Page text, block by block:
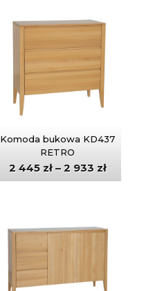
Komoda bukowa KD437
RETRO
2 445 zł–2 933 zł